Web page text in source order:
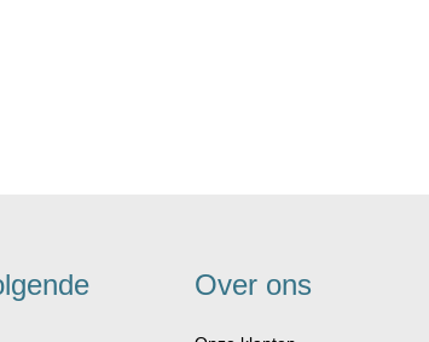
Over ons